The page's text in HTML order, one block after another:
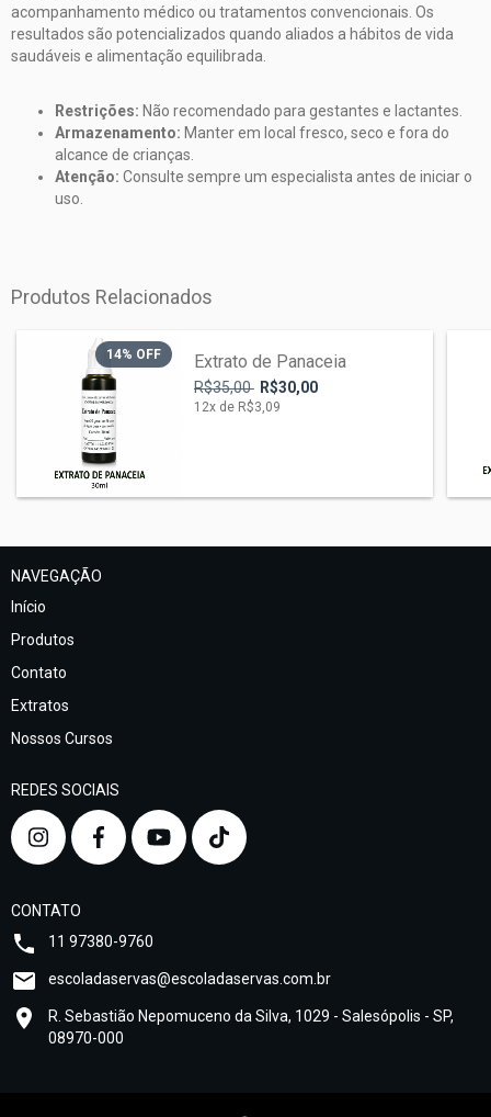
acompanhamento médico ou tratamentos convencionais. Os
resultados são potencializados quando aliados a hábitos de vida
saudáveis e alimentação equilibrada.
Restrições: Não recomendado para gestantes e lactantes.
Armazenamento: Manter em local fresco, seco e fora do
alcance de crianças.
Atenção: Consulte sempre um especialista antes de iniciar o
uso.
Produtos Relacionados
14% OFF Extrato de Panaceia
R$35,00 R$30,00
12x de R$3,09
NAVEGAÇÃO
Início
Produtos
Contato
Extratos
Nossos Cursos
REDES SOCIAIS
CONTATO
11 97380-9760
escoladaservas@escoladaservas.com.br
R. Sebastião Nepomuceno da Silva, 1029 - Salesópolis - SP,
08970-000